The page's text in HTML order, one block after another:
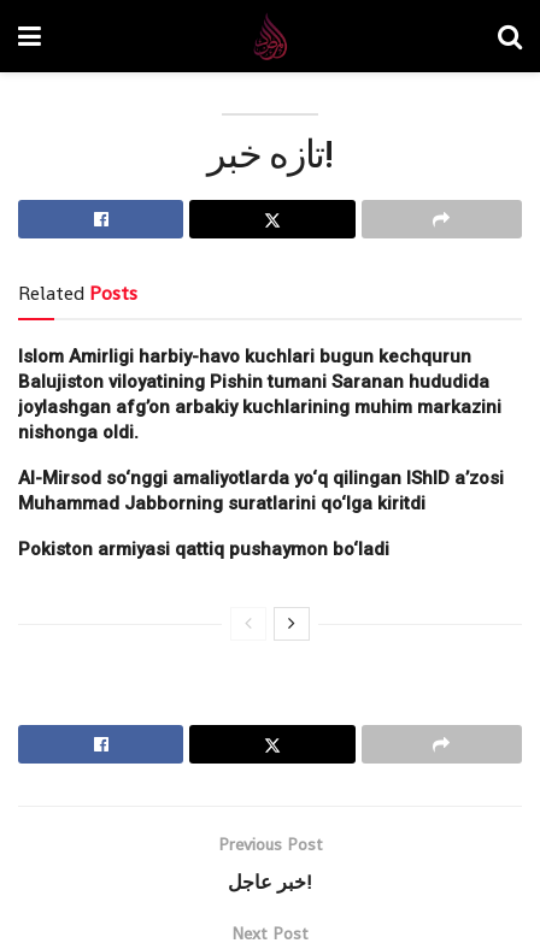
تازه خبر!
Related Posts
Islom Amirligi harbiy-havo kuchlari bugun kechqurun
Balujiston viloyatining Pishin tumani Saranan hududida
joylashgan afg’on arbakiy kuchlarining muhim markazini
nishonga oldi.
Al-Mirsod so‘nggi amaliyotlarda yo‘q qilingan IShID a’zosi
Muhammad Jabborning suratlarini qo‘lga kiritdi
Pokiston armiyasi qattiq pushaymon bo‘ladi
Previous Post
خبر عاجل!
Next Post